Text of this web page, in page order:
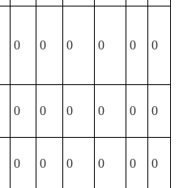
0 0 0 0 0 0
0 0 0 0 0 0
0 0 0 0 0 0